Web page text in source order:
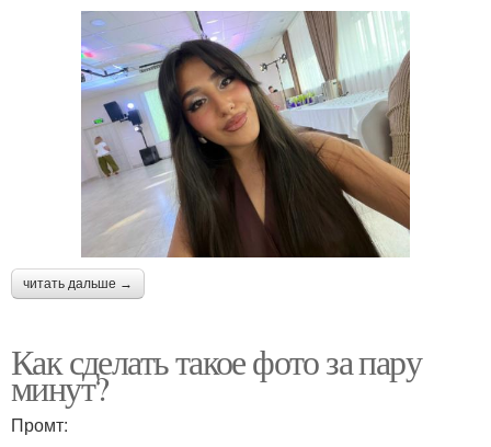
читать дальше →
Как сделать такое фото за пару
минут?
Промт: